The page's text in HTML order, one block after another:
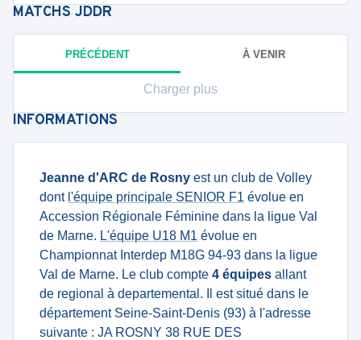
MATCHS JDDR
PRÉCÉDENT À VENIR
Charger plus
INFORMATIONS
Jeanne d'ARC de Rosny est un club de Volley
dont l'équipe principale SENIOR F1 évolue en
Accession Régionale Féminine dans la ligue Val
de Marne. L'équipe U18 M1 évolue en
Championnat Interdep M18G 94-93 dans la ligue
Val de Marne. Le club compte 4 équipes allant
de regional à departemental. Il est situé dans le
département Seine-Saint-Denis (93) à l'adresse
suivante : JA ROSNY 38 RUE DES